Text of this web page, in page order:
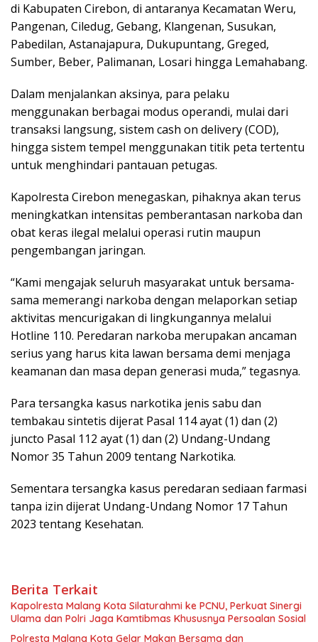
di Kabupaten Cirebon, di antaranya Kecamatan Weru,
Pangenan, Ciledug, Gebang, Klangenan, Susukan,
Pabedilan, Astanajapura, Dukupuntang, Greged,
Sumber, Beber, Palimanan, Losari hingga Lemahabang.
Dalam menjalankan aksinya, para pelaku
menggunakan berbagai modus operandi, mulai dari
transaksi langsung, sistem cash on delivery (COD),
hingga sistem tempel menggunakan titik peta tertentu
untuk menghindari pantauan petugas.
Kapolresta Cirebon menegaskan, pihaknya akan terus
meningkatkan intensitas pemberantasan narkoba dan
obat keras ilegal melalui operasi rutin maupun
pengembangan jaringan.
“Kami mengajak seluruh masyarakat untuk bersama-
sama memerangi narkoba dengan melaporkan setiap
aktivitas mencurigakan di lingkungannya melalui
Hotline 110. Peredaran narkoba merupakan ancaman
serius yang harus kita lawan bersama demi menjaga
keamanan dan masa depan generasi muda,” tegasnya.
Para tersangka kasus narkotika jenis sabu dan
tembakau sintetis dijerat Pasal 114 ayat (1) dan (2)
juncto Pasal 112 ayat (1) dan (2) Undang-Undang
Nomor 35 Tahun 2009 tentang Narkotika.
Sementara tersangka kasus peredaran sediaan farmasi
tanpa izin dijerat Undang-Undang Nomor 17 Tahun
2023 tentang Kesehatan.
Berita Terkait
Kapolresta Malang Kota Silaturahmi ke PCNU, Perkuat Sinergi
Ulama dan Polri Jaga Kamtibmas Khususnya Persoalan Sosial
Polresta Malang Kota Gelar Makan Bersama dan